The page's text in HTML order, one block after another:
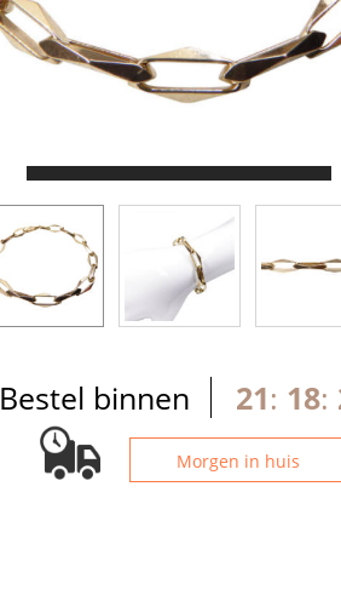
Bestel binnen 21: 18:
Morgen in huis